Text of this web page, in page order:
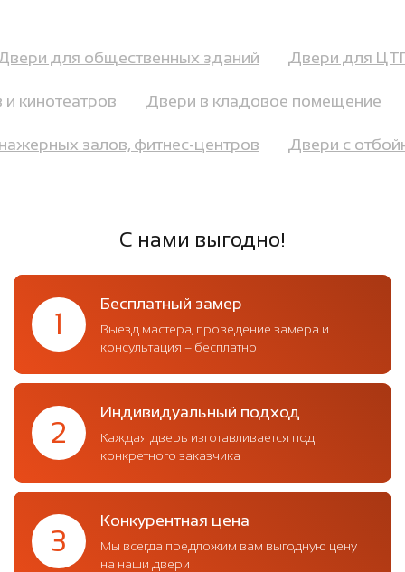
Двери для общественных зданий Двери для
кинотеатров Двери в кладовое помещение
залов, фитнес-центров Двери с
С нами выгодно!
1
Бесплатный замер
Выезд мастера, проведение замера и
консультация – бесплатно
2
Индивидуальный подход
Каждая дверь изготавливается под
конкретного заказчика
3
Конкурентная цена
Мы всегда предложим вам выгодную цену
на наши двери